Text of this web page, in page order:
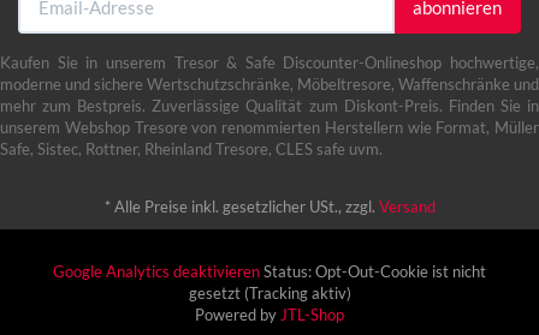
Adresse
abonnieren
Kaufen Sie in unserem Tresor & Safe Discounter-Onlineshop hochwertige,
moderne und sichere Wertschutzschränke, Möbeltresore, Waffenschränke und
mehr zum Bestpreis. Zuverlässige Qualität zum Diskont-Preis. Finden Sie in
unserem Webshop Tresore von renommierten Herstellern wie Format, Müller
Safe, Sistec, Rottner, Rheinland Tresore, CLES safe uvm.
* Alle Preise inkl. gesetzlicher USt., zzgl. Versand
Google Analytics deaktivierenStatus: Opt-Out-Cookie ist nicht
gesetzt (Tracking aktiv)
Powered byJTL-Shop